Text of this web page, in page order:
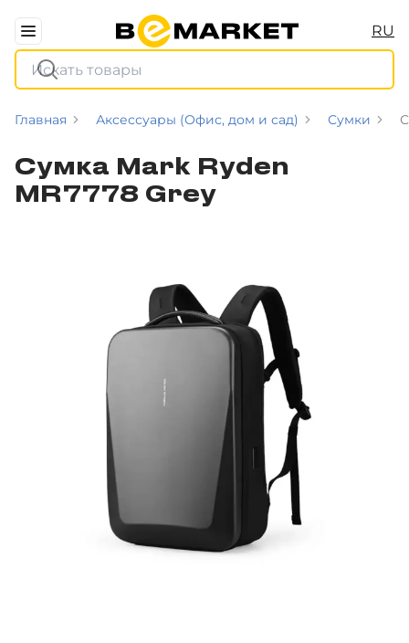
RU
Главная Аксессуары (Офис, дом и сад) Сумки
Сумка Mark Ryden
MR7778 Grey